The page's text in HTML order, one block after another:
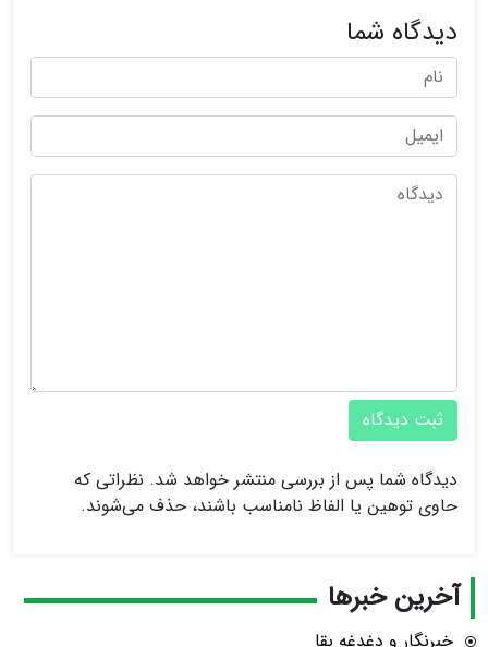
دیدگاه شما
ثبت دیدگاه
دیدگاه شما پس از بررسی منتشر خواهد شد. نظراتی که
حاوی توهین یا الفاظ نامناسب باشند، حذف می‌شوند.
آخرین خبرها
خبرنگار و دغدغه بقا